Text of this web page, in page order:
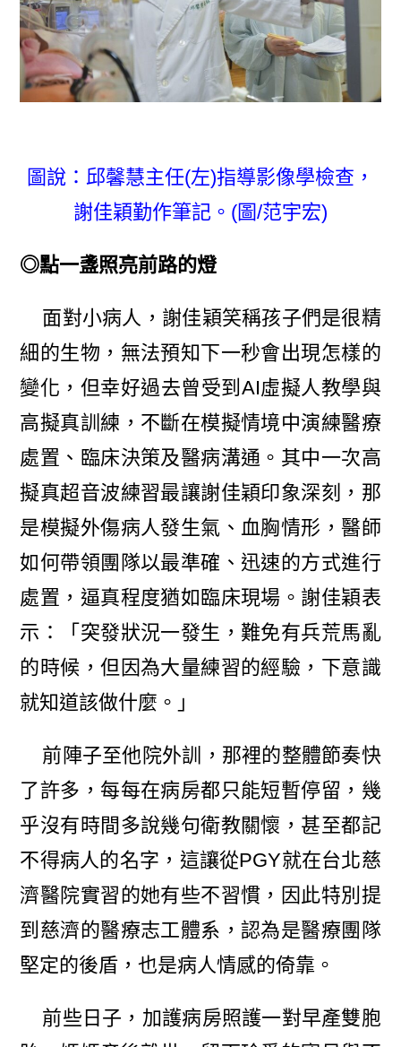
圖說：邱馨慧主任(左)指導影像學檢查，
謝佳穎勤作筆記。(圖/范宇宏)
◎點一盞照亮前路的燈
面對小病人，謝佳穎笑稱孩子們是很精
細的生物，無法預知下一秒會出現怎樣的
變化，但幸好過去曾受到AI虛擬人教學與
高擬真訓練，不斷在模擬情境中演練醫療
處置、臨床決策及醫病溝通。其中一次高
擬真超音波練習最讓謝佳穎印象深刻，那
是模擬外傷病人發生氣、血胸情形，醫師
如何帶領團隊以最準確、迅速的方式進行
處置，逼真程度猶如臨床現場。謝佳穎表
示：「突發狀況一發生，難免有兵荒馬亂
的時候，但因為大量練習的經驗，下意識
就知道該做什麼。」
前陣子至他院外訓，那裡的整體節奏快
了許多，每每在病房都只能短暫停留，幾
乎沒有時間多說幾句衛教關懷，甚至都記
不得病人的名字，這讓從PGY就在台北慈
濟醫院實習的她有些不習慣，因此特別提
到慈濟的醫療志工體系，認為是醫療團隊
堅定的後盾，也是病人情感的倚靠。
前些日子，加護病房照護一對早產雙胞